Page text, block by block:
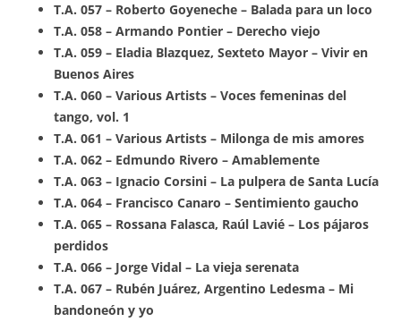
T.A. 057 – Roberto Goyeneche – Balada para un loco
T.A. 058 – Armando Pontier – Derecho viejo
T.A. 059 – Eladia Blazquez, Sexteto Mayor – Vivir en
Buenos Aires
T.A. 060 – Various Artists – Voces femeninas del
tango, vol. 1
T.A. 061 – Various Artists – Milonga de mis amores
T.A. 062 – Edmundo Rivero – Amablemente
T.A. 063 – Ignacio Corsini – La pulpera de Santa Lucía
T.A. 064 – Francisco Canaro – Sentimiento gaucho
T.A. 065 – Rossana Falasca, Raúl Lavié – Los pájaros
perdidos
T.A. 066 – Jorge Vidal – La vieja serenata
T.A. 067 – Rubén Juárez, Argentino Ledesma – Mi
bandoneón y yo